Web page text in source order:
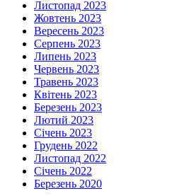
Листопад 2023
Жовтень 2023
Вересень 2023
Серпень 2023
Липень 2023
Червень 2023
Травень 2023
Квітень 2023
Березень 2023
Лютий 2023
Січень 2023
Грудень 2022
Листопад 2022
Січень 2022
Березень 2020